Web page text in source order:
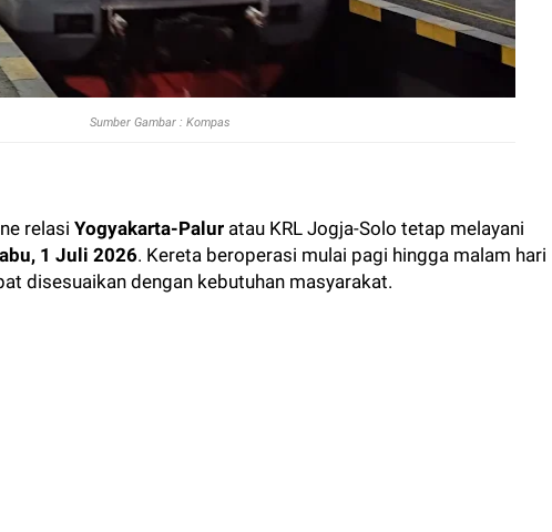
Sumber Gambar : Kompas
relasi Yogyakarta-Palur atau KRL Jogja-Solo tetap melayani
1 Juli 2026. Kereta beroperasi mulai pagi hingga malam hari
disesuaikan dengan kebutuhan masyarakat.